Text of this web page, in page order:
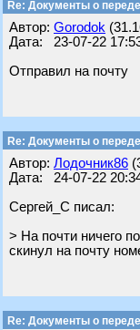
Re: Документы о
Автор: Gorodok
Дата: 23-07-22
Отправил на почту
Re: Документы о
Автор: Лодочник86
Дата: 24-07-22
Сергей_С писал:
> На почти ничего
скинул на почту
Re: Документы о